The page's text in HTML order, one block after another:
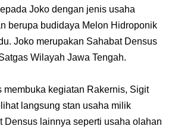
Joko dengan jenis usaha
berupa budidaya Melon Hidroponik
Joko merupakan Sahabat Densus
Wilayah Jawa Tengah.
membuka kegiatan Rakernis, Sigit
langsung stan usaha milik
Densus lainnya seperti usaha olahan